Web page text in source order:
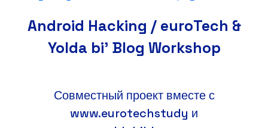
Android Hacking / euroTech &
Yolda bi' Blog Workshop
Совместный проект вместе с
www.eurotechstudy и